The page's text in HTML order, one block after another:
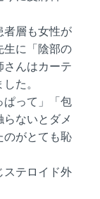
者層も女性が
生に「陰部の
さんはカーテ
た。
ぱって」「包
ないとダメ
のがとても恥
ステロイド外